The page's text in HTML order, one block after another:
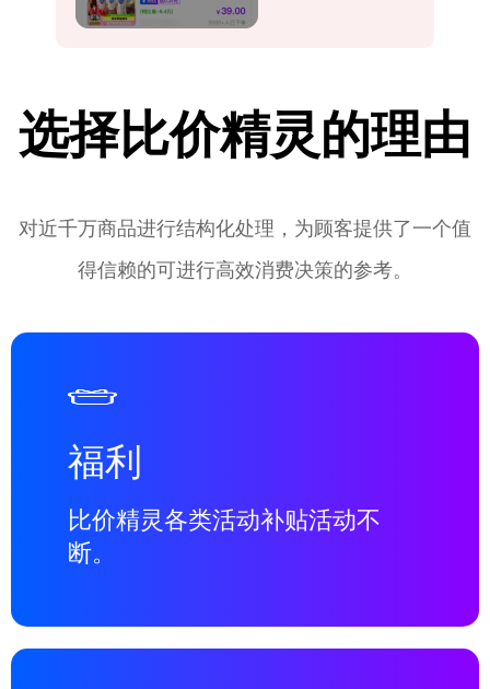
选择比价精灵的理由
对近千万商品进行结构化处理，为顾客提供了一个值
得信赖的可进行高效消费决策的参考。
福利
比价精灵各类活动补贴活动不
断。